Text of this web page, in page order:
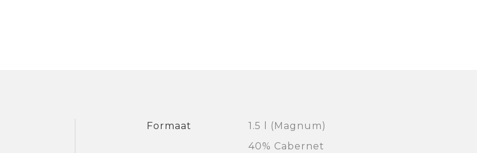
Formaat 1.5 l (Magnum)
40% Cabernet